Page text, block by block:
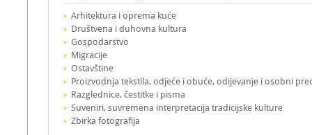
Arhitektura i oprema kuće
Društvena i duhovna kultura
Gospodarstvo
Migracije
Ostavštine
Proizvodnja tekstila, odjeće i obuće, odijevanje i osobni
Razglednice, čestitke i pisma
Suveniri, suvremena interpretacija tradicijske kulture
Zbirka fotografija